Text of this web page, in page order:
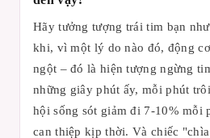
Hãy tưởng tượng trái tim bạn
khi, vì một lý do nào đó, động
ngột – đó là hiện tượng ngừng
những giây phút ấy, mỗi phút
hội sống sót giảm đi 7-10% mỗi
can thiệp kịp thời. Và chiếc